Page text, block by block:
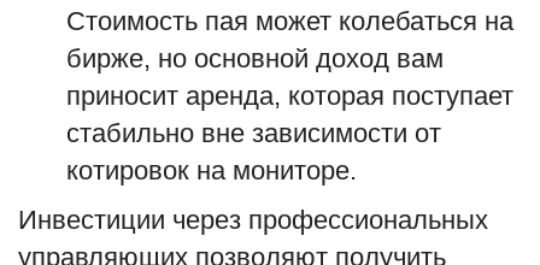
Стоимость пая может колебаться на
бирже, но основной доход вам
приносит аренда, которая поступает
стабильно вне зависимости от
котировок на мониторе.
Инвестиции через профессиональных
управляющих позволяют получить